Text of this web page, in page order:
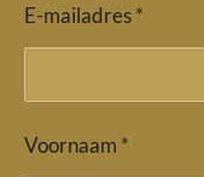
E-mailadres *
Voornaam *